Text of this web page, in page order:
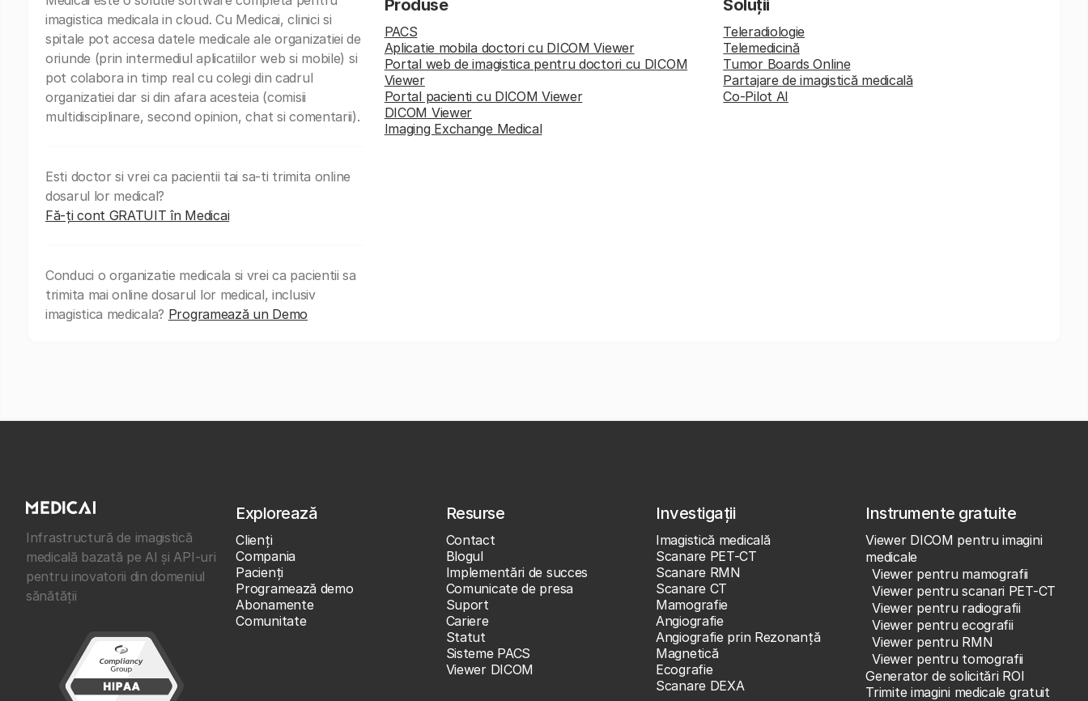
imagistica medicala in cloud. Cu Medicai, clinici si
spitale pot accesa datele medicale ale organizatiei de
oriunde (prin intermediul aplicatiilor web si mobile) si
pot colabora in timp real cu colegi din cadrul
organizatiei dar si din afara acesteia (comisii
multidisciplinare, second opinion, chat si comentarii).
Esti doctor si vrei ca pacientii tai sa-ti trimita online
dosarul lor medical?
Fă-ți cont GRATUIT în Medicai
Conduci o organizatie medicala si vrei ca pacientii sa
trimita mai online dosarul lor medical, inclusiv
imagistica medicala? Programează un Demo
Produse
PACS
Aplicatie mobila doctori cu DICOM Viewer
Portal web de imagistica pentru doctori cu DICOM
Viewer
Portal pacienti cu DICOM Viewer
DICOM Viewer
Imaging Exchange Medical
Soluții
Teleradiologie
Telemedicină
Tumor Boards Online
Partajare de imagistică medicală
Co-Pilot AI
Infrastructură de imagistică
medicală bazată pe AI și API-uri
pentru inovatorii din domeniul
sănătății
Explorează
Clienţi
Compania
Pacienți
Programează demo
Abonamente
Comunitate
Resurse
Contact
Blogul
Implementări de succes
Comunicate de presa
Suport
Cariere
Statut
Sisteme PACS
Viewer DICOM
Investigații
Imagistică medicală
Scanare PET-CT
Scanare RMN
Scanare CT
Mamografie
Angiografie
Angiografie prin Rezonanță
Magnetică
Ecografie
Scanare DEXA
Instrumente gratuite
Viewer DICOM pentru imagini
medicale
Viewer pentru mamografii
Viewer pentru scanari PET-CT
Viewer pentru radiografii
Viewer pentru ecografii
Viewer pentru RMN
Viewer pentru tomografii
Generator de solicitări ROI
Trimite imagini medicale gratuit